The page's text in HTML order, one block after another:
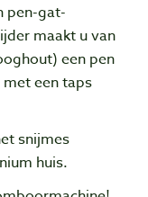
pen-gat-
maakt u van
een pen
een taps
snijmes
huis.